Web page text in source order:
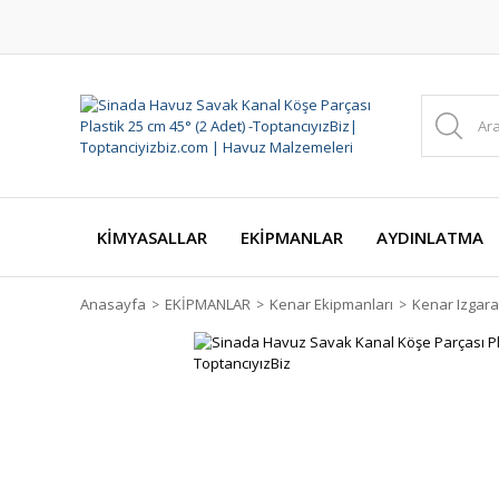
KİMYASALLAR EKİPMANLAR AYDINLATMA
Anasayfa EKİPMANLAR Kenar Ekipmanları Kenar